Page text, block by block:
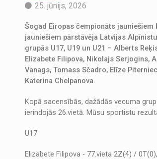
25. jūnijs, 2026
Šogad Eiropas čempionāts
jauniešiem pārstāvēja Latvijas
grupās U17, U19 un U21 – Alberts
Elizabete Filipova, Nikolajs Serjogins,
Vanags, Tomass Sčadro, Elīze
Katerina Chelpanova.
Kopā sacensībās, dažādās vecuma
ierindojās 26.vietā. Mūsu sportistu
U17
Elizabete Filipova - 77.vieta 2Z(4) /